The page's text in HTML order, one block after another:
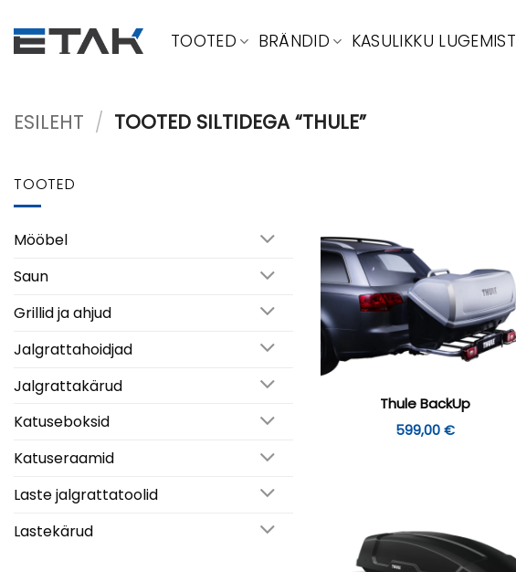
to
content
TOOTED BRÄNDID KASULIKKU LUGEMIST
ESILEHT / TOOTED SILTIDEGA “THULE”
TOOTED
Mööbel
Saun
Grillid ja ahjud
Jalgrattahoidjad
Jalgrattakärud
Katuseboksid
Katuseraamid
Laste jalgrattatoolid
Lastekärud
Thule BackUp
599,00€